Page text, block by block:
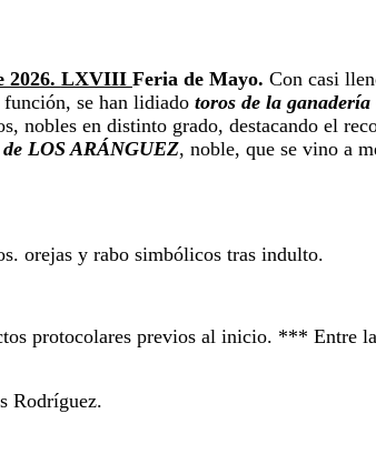
2026. LXVIII Feria de Mayo. Con casi
se han lidiado toros de la
nobles en distinto grado, destacando el
de LOS ARÁNGUEZ, noble, que se vino a
orejas y rabo simbólicos tras indulto.
protocolares previos al inicio. *** Entre
Rodríguez.